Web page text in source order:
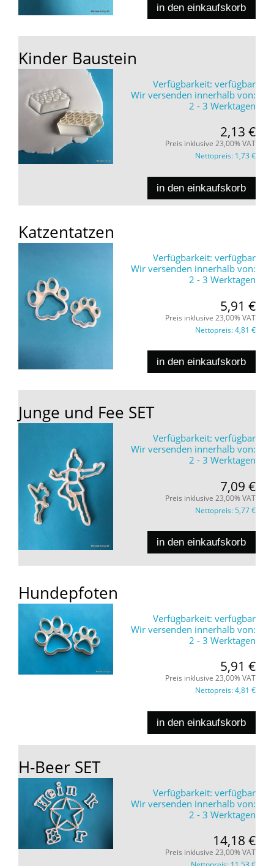
in den einkaufskorb
Kinder Baustein
Verfügbarkeit: verfügbar
Wir versenden innerhalb von:
2 - 3 Werktagen
2,13 €
Preis inklusive 23,00% VAT
Nettopreis: 1,73 €
in den einkaufskorb
Katzentatzen
Verfügbarkeit: verfügbar
Wir versenden innerhalb von:
2 - 3 Werktagen
5,91 €
Preis inklusive 23,00% VAT
Nettopreis:4,81 €
in den einkaufskorb
Junge und Fee SET
Verfügbarkeit: verfügbar
Wir versenden innerhalb von:
2 - 3 Werktagen
7,09 €
Preis inklusive 23,00% VAT
Nettopreis:5,77 €
in den einkaufskorb
Hundepfoten
Verfügbarkeit: verfügbar
Wir versenden innerhalb von:
2 - 3 Werktagen
5,91 €
Preis inklusive 23,00% VAT
Nettopreis:4,81 €
in den einkaufskorb
H-Beer SET
Verfügbarkeit: verfügbar
Wir versenden innerhalb von:
2 - 3 Werktagen
14,18 €
Preis inklusive 23,00% VAT